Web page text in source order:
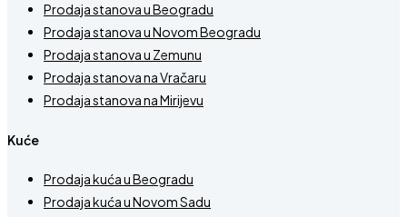
Prodaja stanova u Beogradu
Prodaja stanova u Novom Beogradu
Prodaja stanova u Zemunu
Prodaja stanova na Vračaru
Prodaja stanova na Mirijevu
Kuće
Prodaja kuća u Beogradu
Prodaja kuća u Novom Sadu